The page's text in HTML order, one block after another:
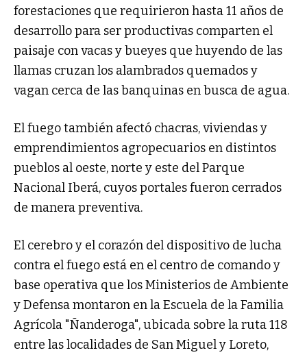
forestaciones que requirieron hasta 11 años de
desarrollo para ser productivas comparten el
paisaje con vacas y bueyes que huyendo de las
llamas cruzan los alambrados quemados y
vagan cerca de las banquinas en busca de agua.
El fuego también afectó chacras, viviendas y
emprendimientos agropecuarios en distintos
pueblos al oeste, norte y este del Parque
Nacional Iberá, cuyos portales fueron cerrados
de manera preventiva.
El cerebro y el corazón del dispositivo de lucha
contra el fuego está en el centro de comando y
base operativa que los Ministerios de Ambiente
y Defensa montaron en la Escuela de la Familia
Agrícola "Ñanderoga", ubicada sobre la ruta 118
entre las localidades de San Miguel y Loreto,